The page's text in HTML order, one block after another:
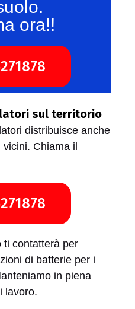
ora!!
sul territorio
distribuisce anche
Chiama il
ti contatterà per
di batterie per i
in piena
lavoro.